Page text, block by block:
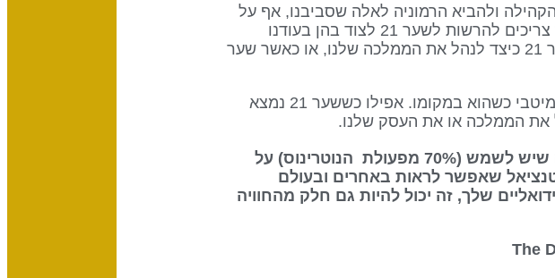
ולהביא הרמוניה לאלה שסביבנו, אף על
פי ששער 21 הוא שמנהל בפועל את עסקי השבט . אנו הבעלים של האדמות, אך צריכים להרשות לשער 21 לצוד בהן בעודנו
דורשים לקבל את נתח הבשר הטוב ביותר בעסקה. כאשר אנו מנסים לומר לשער 21 כיצד לנהל את הממלכה שלנו, או כאשר שער
לכל שער יש את התפקיד ואת המטרה הייחודיים בתוך השבט, והוא פועל באופן מיטבי כשהוא במקומו. אפילו כששער 21 נמצא
– מייצג את ההשפעה שיש לשמש (70% מפעולת הנוטרינוס) על
שאפשר לראות באחרים ובעולם
שלך, זה יכול להיות גם חלק מהחוויה